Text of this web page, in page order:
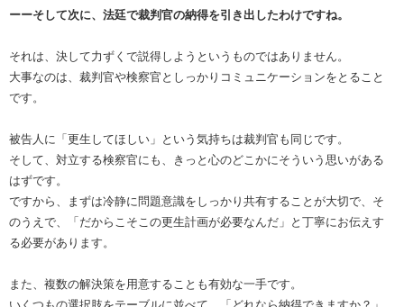
ーーそして次に、法廷で裁判官の納得を引き出したわけですね。
それは、決して力ずくで説得しようというものではありません。
大事なのは、裁判官や検察官としっかりコミュニケーションをとること
です。
被告人に「更生してほしい」という気持ちは裁判官も同じです。
そして、対立する検察官にも、きっと心のどこかにそういう思いがある
はずです。
ですから、まずは冷静に問題意識をしっかり共有することが大切で、そ
のうえで、「だからこそこの更生計画が必要なんだ」と丁寧にお伝えす
る必要があります。
また、複数の解決策を用意することも有効な一手です。